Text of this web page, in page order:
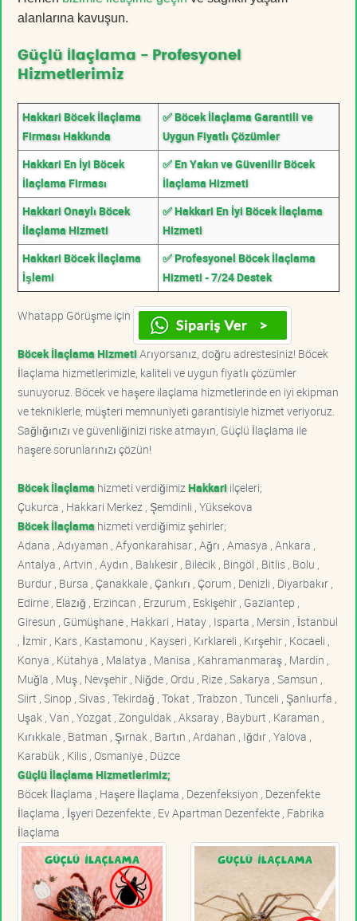
alanlarına kavuşun.
Güçlü İlaçlama - Profesyonel
Hizmetlerimiz
Hakkari Böcek İlaçlama
Firması Hakkında
✅ Böcek İlaçlama Garantili ve
Uygun Fiyatlı Çözümler
Hakkari En İyi Böcek
İlaçlama Firması
✅ En Yakın ve Güvenilir Böcek
İlaçlama Hizmeti
Hakkari Onaylı Böcek
İlaçlama Hizmeti
✅ Hakkari En İyi Böcek İlaçlama
Hizmeti
Hakkari Böcek İlaçlama
İşlemi
✅ Profesyonel Böcek İlaçlama
Hizmeti - 7/24 Destek
Whatapp Görüşme için
Böcek İlaçlama HizmetiArıyorsanız, doğru adrestesiniz! Böcek
İlaçlama hizmetlerimizle, kaliteli ve uygun fiyatlı çözümler
sunuyoruz. Böcek ve haşere ilaçlama hizmetlerinde en iyi ekipman
ve tekniklerle, müşteri memnuniyeti garantisiyle hizmet veriyoruz.
Sağlığınızı ve güvenliğinizi riske atmayın, Güçlü İlaçlama ile
haşere sorunlarınızı çözün!
Böcek İlaçlama hizmeti verdiğimiz Hakkari ilçeleri;
Çukurca , Hakkari Merkez , Şemdinli , Yüksekova
Böcek İlaçlama hizmeti verdiğimiz şehirler;
Adana , Adıyaman , Afyonkarahisar , Ağrı , Amasya , Ankara ,
Antalya , Artvin , Aydın , Balıkesir , Bilecik , Bingöl , Bitlis , Bolu ,
Burdur , Bursa , Çanakkale , Çankırı , Çorum , Denizli , Diyarbakır ,
Edirne , Elazığ , Erzincan , Erzurum , Eskişehir , Gaziantep ,
Giresun , Gümüşhane , Hakkari , Hatay , Isparta , Mersin , İstanbul
, İzmir , Kars , Kastamonu , Kayseri , Kırklareli , Kırşehir , Kocaeli ,
Konya , Kütahya , Malatya , Manisa , Kahramanmaraş , Mardin ,
Muğla , Muş , Nevşehir , Niğde , Ordu , Rize , Sakarya , Samsun ,
Siirt , Sinop , Sivas , Tekirdağ , Tokat , Trabzon , Tunceli , Şanlıurfa ,
Uşak , Van , Yozgat , Zonguldak , Aksaray , Bayburt , Karaman ,
Kırıkkale , Batman , Şırnak , Bartın , Ardahan , Iğdır , Yalova ,
Karabük , Kilis , Osmaniye , Düzce
Güçlü İlaçlama Hizmetlerimiz;
Böcek İlaçlama , Haşere İlaçlama , Dezenfeksiyon , Dezenfekte
İlaçlama , İşyeri Dezenfekte , Ev Apartman Dezenfekte , Fabrika
İlaçlama